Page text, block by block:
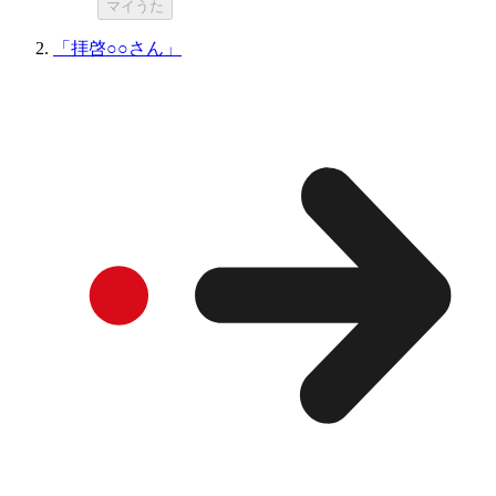
マイうた
「拝啓○○さん」